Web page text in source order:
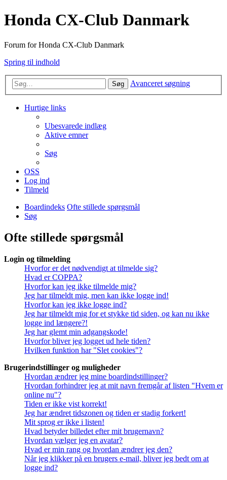
Honda CX-Club Danmark
Forum for Honda CX-Club Danmark
Spring til indhold
Søg Avanceret søgning
Hurtige links
Ubesvarede indlæg
Aktive emner
Søg
OSS
Log ind
Tilmeld
Boardindeks Ofte stillede spørgsmål
Søg
Ofte stillede spørgsmål
Login og tilmelding
Hvorfor er det nødvendigt at tilmelde sig?
Hvad er COPPA?
Hvorfor kan jeg ikke tilmelde mig?
Jeg har tilmeldt mig, men kan ikke logge ind!
Hvorfor kan jeg ikke logge ind?
Jeg har tilmeldt mig for et stykke tid siden, og kan nu ikke
logge ind længere?!
Jeg har glemt min adgangskode!
Hvorfor bliver jeg logget ud hele tiden?
Hvilken funktion har "Slet cookies"?
Brugerindstillinger og muligheder
Hvordan ændrer jeg mine boardindstillinger?
Hvordan forhindrer jeg at mit navn fremgår af listen "Hvem er
online nu"?
Tiden er ikke vist korrekt!
Jeg har ændret tidszonen og tiden er stadig forkert!
Mit sprog er ikke i listen!
Hvad betyder billedet efter mit brugernavn?
Hvordan vælger jeg en avatar?
Hvad er min rang og hvordan ændrer jeg den?
Når jeg klikker på en brugers e-mail, bliver jeg bedt om at
logge ind?